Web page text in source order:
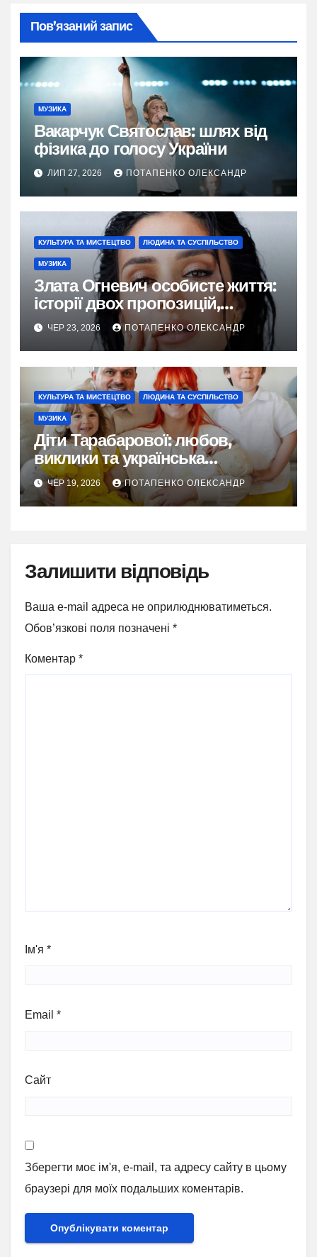
Пов’язаний запис
МУЗИКА
Вакарчук Святослав: шлях від
фізика до голосу України
ЛИП 27, 2026 ПОТАПЕНКО ОЛЕКСАНДР
КУЛЬТУРА ТА МИСТЕЦТВО ЛЮДИНА ТА СУСПІЛЬСТВО
МУЗИКА
Злата Огневич особисте життя:
історії двох пропозицій,
таїландської пристрасті та
свідомого вибору себе
ЧЕР 23, 2026 ПОТАПЕНКО ОЛЕКСАНДР
КУЛЬТУРА ТА МИСТЕЦТВО ЛЮДИНА ТА СУСПІЛЬСТВО
МУЗИКА
Діти Тарабарової: любов,
виклики та українська
ідентичність у родині співачки
ЧЕР 19, 2026 ПОТАПЕНКО ОЛЕКСАНДР
Залишити відповідь
Ваша e-mail адреса не оприлюднюватиметься.
Обов’язкові поля позначені *
Коментар *
Ім'я *
Email *
Сайт
Зберегти моє ім'я, e-mail, та адресу сайту в цьому
браузері для моїх подальших коментарів.